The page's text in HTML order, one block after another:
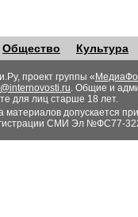
Общество Культура
проект группы «
. Общие и
для лиц старше 18 лет.
материалов допускается
СМИ Эл №ФС77-